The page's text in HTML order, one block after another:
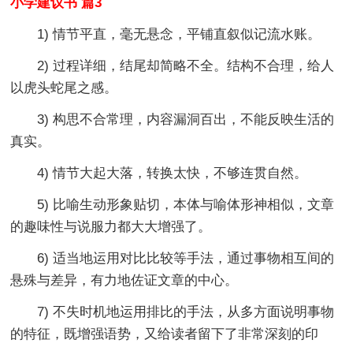
1) 情节平直，毫无悬念，平铺直叙似记流水账。
2) 过程详细，结尾却简略不全。结构不合理，给人
以虎头蛇尾之感。
3) 构思不合常理，内容漏洞百出，不能反映生活的
真实。
4) 情节大起大落，转换太快，不够连贯自然。
5) 比喻生动形象贴切，本体与喻体形神相似，文章
的趣味性与说服力都大大增强了。
6) 适当地运用对比比较等手法，通过事物相互间的
悬殊与差异，有力地佐证文章的中心。
7) 不失时机地运用排比的手法，从多方面说明事物
的特征，既增强语势，又给读者留下了非常深刻的印